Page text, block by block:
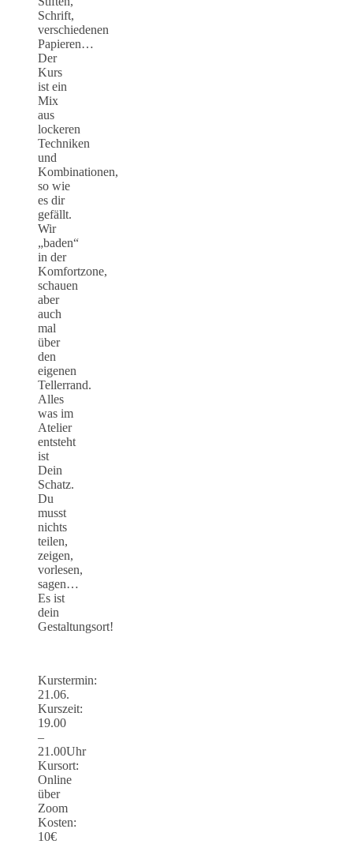
Schrift,
verschiedenen
Papieren…
Der
Kurs
ist ein
Mix
aus
lockeren
Techniken
und
Kombinationen,
so wie
es dir
gefällt.
Wir
„baden“
in der
Komfortzone,
schauen
aber
auch
mal
über
den
eigenen
Tellerrand.
Alles
was im
Atelier
entsteht
ist
Dein
Schatz.
Du
musst
nichts
teilen,
zeigen,
vorlesen,
sagen…
Es ist
dein
Gestaltungsort!
Kurstermin:
21.06.
Kurszeit:
19.00
–
21.00Uhr
Kursort:
Online
über
Zoom
Kosten:
10€